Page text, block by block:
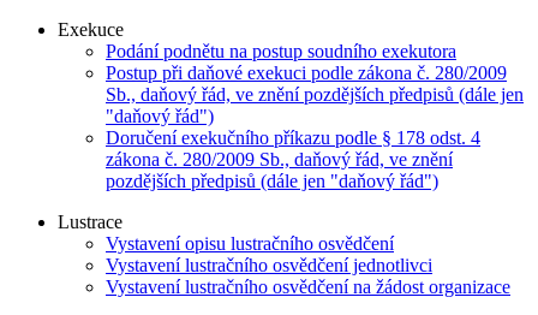
Exekuce
Podání podnětu na postup soudního exekutora
Postup při daňové exekuci podle zákona č. 280/2009
Sb., daňový řád, ve znění pozdějších předpisů (dále jen
"daňový řád")
Doručení exekučního příkazu podle § 178 odst. 4
zákona č. 280/2009 Sb., daňový řád, ve znění
pozdějších předpisů (dále jen "daňový řád")
Lustrace
Vystavení opisu lustračního osvědčení
Vystavení lustračního osvědčení jednotlivci
Vystavení lustračního osvědčení na žádost organizace